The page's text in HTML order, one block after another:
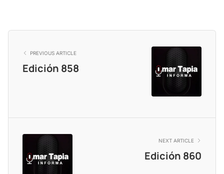
PREVIOUS ARTICLE
Edición 858
NEXT ARTICLE
Edición 860